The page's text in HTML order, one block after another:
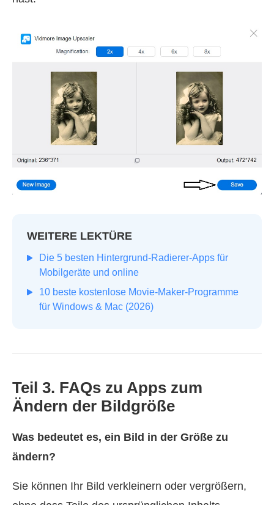
WEITERE LEKTÜRE
Die 5 besten Hintergrund‑Radierer‑Apps für
Mobilgeräte und online
10 beste kostenlose Movie-Maker-Programme
für Windows & Mac (2026)
Teil 3. FAQs zu Apps zum
Ändern der Bildgröße
Was bedeutet es, ein Bild in der Größe zu
ändern?
Sie können Ihr Bild verkleinern oder vergrößern,